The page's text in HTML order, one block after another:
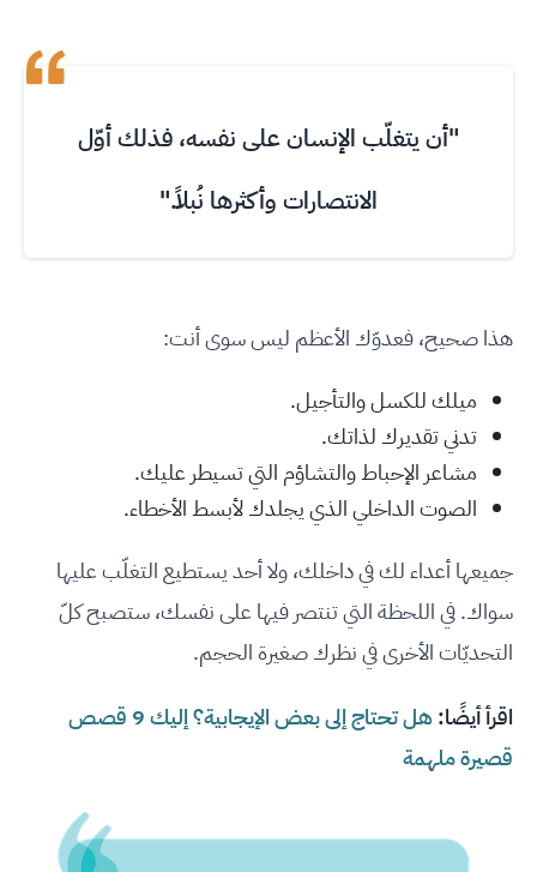
"أن يتغلّب الإنسان على نفسه، فذلك أوّل
الانتصارات وأكثرها نُبلاً."
هذا صحيح، فعدوّك الأعظم ليس سوى أنت:
ميلك للكسل والتأجيل.
تدني تقديرك لذاتك.
مشاعر الإحباط والتشاؤم التي تسيطر عليك.
الصوت الداخلي الذي يجلدك لأبسط الأخطاء.
جميعها أعداء لك في داخلك، ولا أحد يستطيع التغلّب عليها
سواك. في اللحظة التي تنتصر فيها على نفسك، ستصبح كلّ
التحديّات الأخرى في نظرك صغيرة الحجم.
اقرأ أيضًا:
هل تحتاج إلى بعض الإيجابية؟ إليك 9 قصص
قصيرة ملهمة